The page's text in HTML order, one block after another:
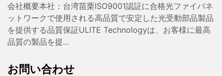
会社概要本社：台湾苗栗ISO9001認証に合格光ファイバネ
ットワークで使用される高品質で安定した光受動部品製品
を提供する品質保証ULITE Technologyは、お客様に最高
品質の製品を提...
お問い合わせ